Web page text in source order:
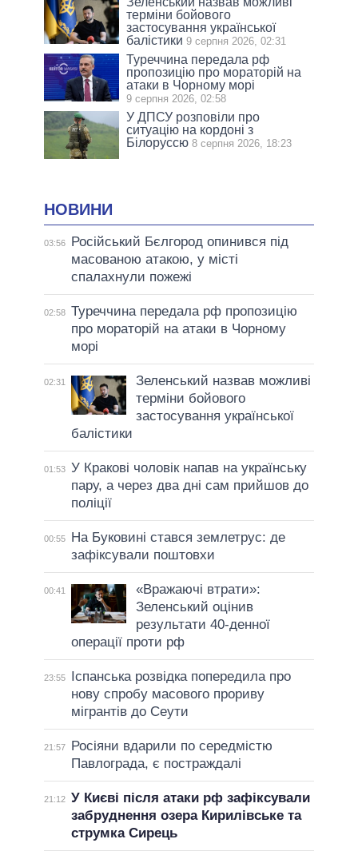
терміни бойового
застосування української
балістики 9 серпня 2026, 02:31
Туреччина передала рф
пропозицію про мораторій на
атаки в Чорному морі
9 серпня 2026, 02:58
У ДПСУ розповіли про
ситуацію на кордоні з
Білоруссю 8 серпня 2026, 18:23
НОВИНИ
03:56
Російський Бєлгород опинився під
масованою атакою, у місті
спалахнули пожежі
02:58 Туреччина передала рф пропозицію
про мораторій на атаки в Чорному
морі
02:31
Зеленський назвав можливі
терміни бойового
застосування української
балістики
01:53 У Кракові чоловік напав на українську
пару, а через два дні сам прийшов до
поліції
00:55
На Буковині стався землетрус: де
зафіксували поштовхи
00:41
«Вражаючі втрати»:
Зеленський оцінив
результати 40-денної
операції проти рф
23:55
Іспанська розвідка попередила про
нову спробу масового прориву
мігрантів до Сеути
21:57
Росіяни вдарили по середмістю
Павлограда, є постраждалі
21:12 У Києві після атаки рф зафіксували
забруднення озера Кирилівське та
струмка Сирець